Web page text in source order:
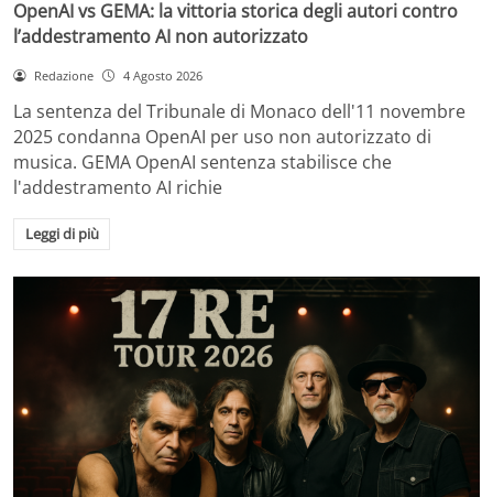
OpenAI vs GEMA: la vittoria storica degli autori contro
l’addestramento AI non autorizzato
Redazione 4 Agosto 2026
La sentenza del Tribunale di Monaco dell'11 novembre
2025 condanna OpenAI per uso non autorizzato di
musica. GEMA OpenAI sentenza stabilisce che
l'addestramento AI richie
Leggi di più